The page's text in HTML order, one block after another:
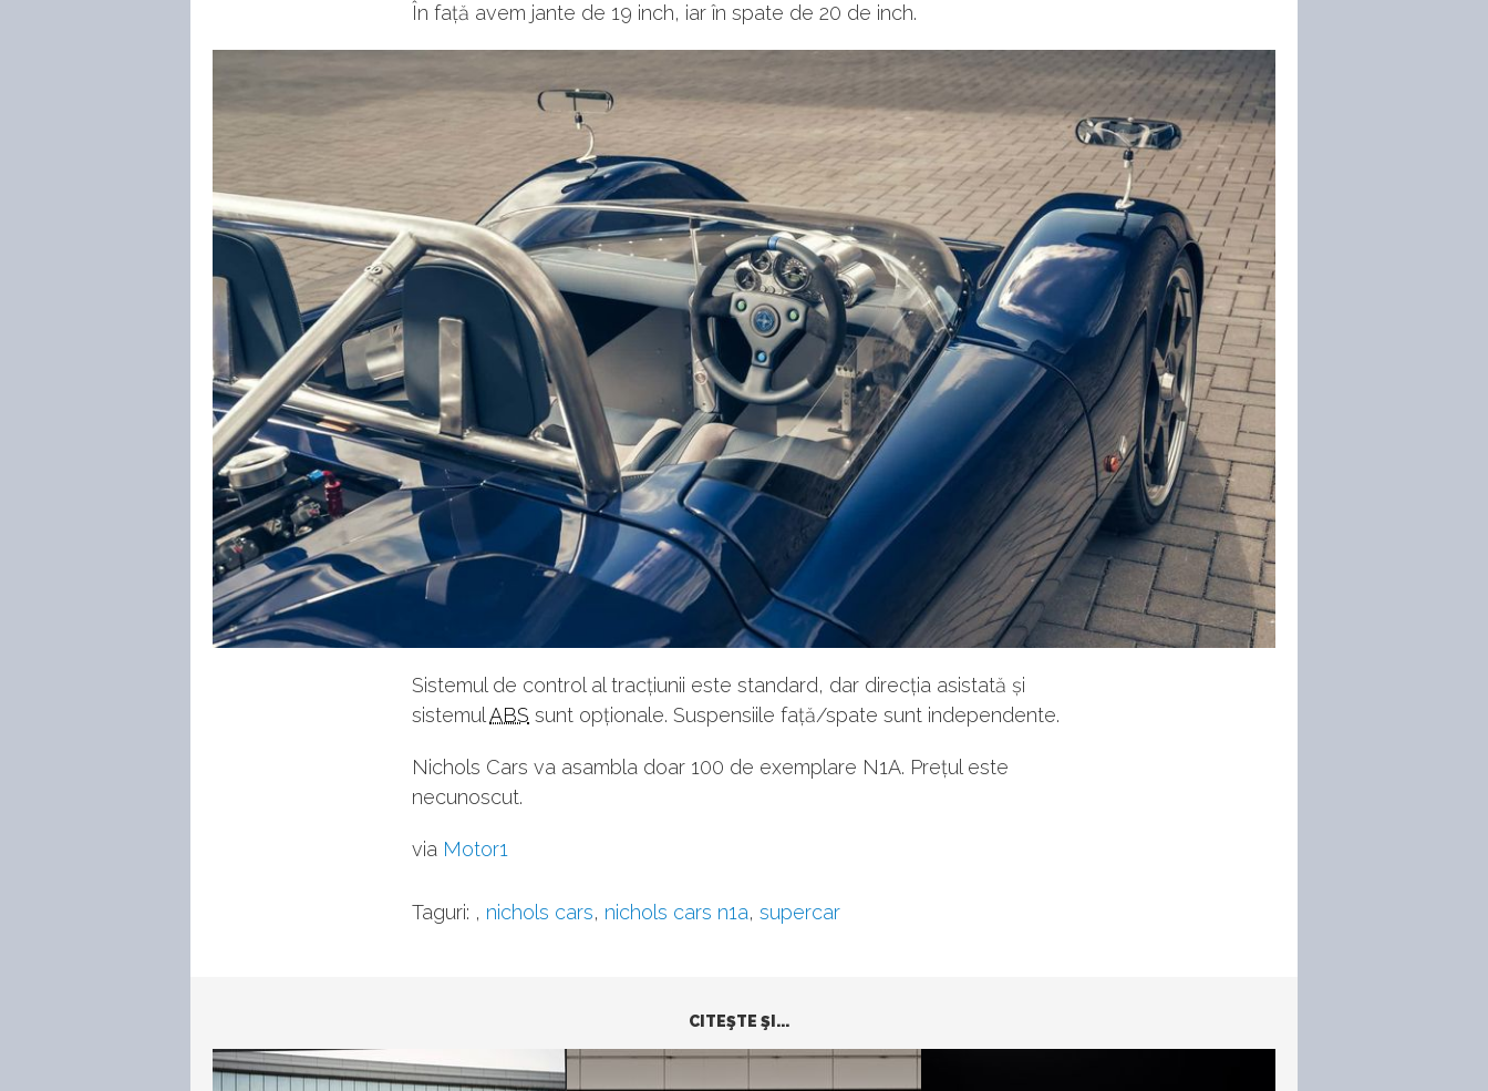
În față avem jante de 19 inch, iar în spate de 20 de inch.
Sistemul de control al tracțiunii este standard, dar direcția asistată și
sistemul ABS sunt opționale. Suspensiile față/spate sunt independente.
Nichols Cars va asambla doar 100 de exemplare N1A. Prețul este
necunoscut.
via Motor1
Taguri: , nichols cars, nichols cars n1a, supercar
CITEŞTE ŞI...